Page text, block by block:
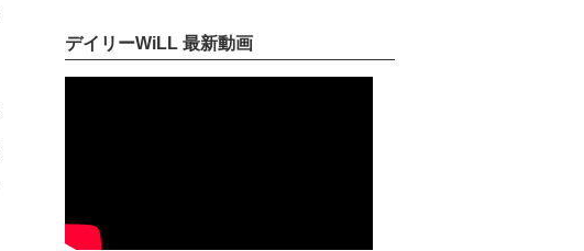
デイリーWiLL 最新動画